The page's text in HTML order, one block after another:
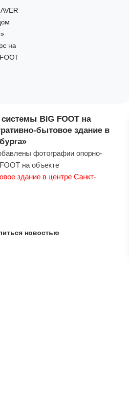
на
BIG FOOT на
бытовое здание в
фотографии опорно-
на объекте
здание в центре Санкт-
новостью